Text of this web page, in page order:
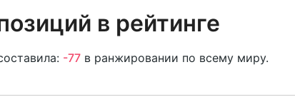
в рейтинге
-77в ранжировании по всему миру.